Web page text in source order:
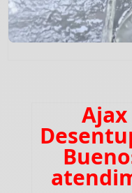
Ajax